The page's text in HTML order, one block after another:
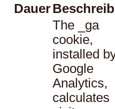
Dauer
The _ga
cookie,
installed
Google
Analytics,
calculates